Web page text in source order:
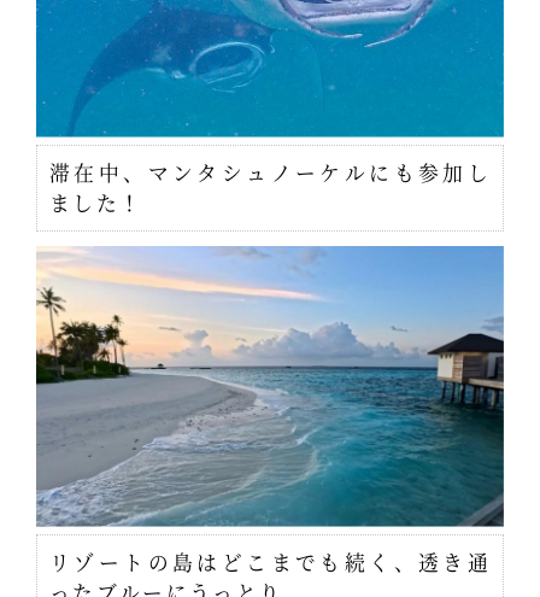
滞在中、マンタシュノーケルにも参加し
ました！
リゾートの島はどこまでも続く、透き通